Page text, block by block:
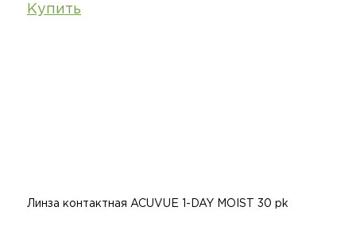
Купить
Линза контактная ACUVUE 1-DAY MOIST 30 pk